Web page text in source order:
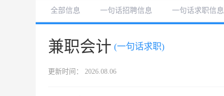
全部信息 一句话招聘信息 一句话求职信息
兼职会计 (一句话求职)
更新时间： 2026.08.06